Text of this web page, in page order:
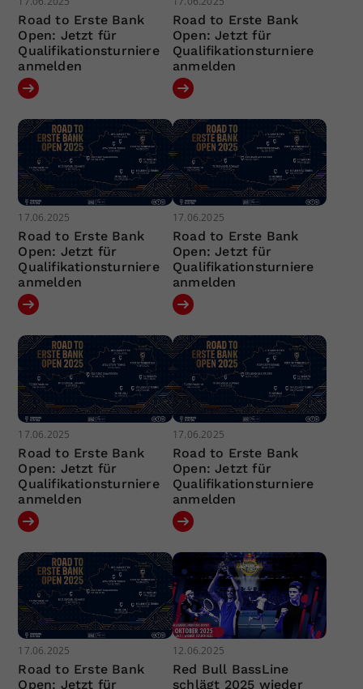
Road to Erste Bank
Open: Jetzt für
Qualifikationsturniere
anmelden
Road to Erste Bank
Open: Jetzt für
Qualifikationsturniere
anmelden
17.06.2025
Road to Erste Bank
Open: Jetzt für
Qualifikationsturniere
anmelden
17.06.2025
Road to Erste Bank
Open: Jetzt für
Qualifikationsturniere
anmelden
17.06.2025
Road to Erste Bank
Open: Jetzt für
Qualifikationsturniere
anmelden
17.06.2025
Road to Erste Bank
Open: Jetzt für
Qualifikationsturniere
anmelden
17.06.2025
Road to Erste Bank
Open: Jetzt für
12.06.2025
Red Bull BassLine
schlägt 2025 wieder